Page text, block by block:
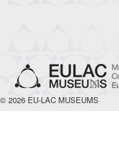
© 2026 EU-LAC MUSEUMS